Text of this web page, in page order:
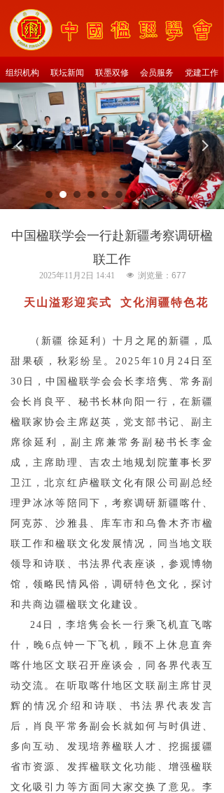
组织机构 联坛新闻 联墨双修 会员服务 党建工作
넳 넲
中国楹联学会一行赴新疆考察调研楹
联工作
天山溢彩迎宾式 文化润疆特色花
（新疆 徐延利）十月之尾的新疆，瓜
甜果硕，秋彩纷呈。2025年10月24日至
30日，中国楹联学会会长李培隽、常务副
会长肖良平、秘书长林向阳一行，在新疆
楹联家协会主席赵英，党支部书记、副主
席徐延利，副主席兼常务副秘书长李金
成，主席助理、吉农土地规划院董事长罗
卫江，北京红庐楹联文化有限公司副总经
理尹冰冰等陪同下，考察调研新疆喀什、
阿克苏、沙雅县、库车市和乌鲁木齐市楹
联工作和楹联文化发展情况，同当地文联
领导和诗联、书法界代表座谈，参观博物
馆，领略民情风俗，调研特色文化，探讨
和共商边疆楹联文化建设。
24日，李培隽会长一行乘飞机直飞喀
什，晚6点钟一下飞机，顾不上休息直奔
喀什地区文联召开座谈会，同各界代表互
动交流。在听取喀什地区文联副主席甘灵
辉的情况介绍和诗联、书法界代表发言
后，肖良平常务副会长就如何与时俱进、
多向互动、发现培养楹联人才、挖掘援疆
省市资源、发挥楹联文化功能、增强楹联
文化吸引力等方面同大家交换了意见。李
2025年11月2日 14:41 넶 浏览量： 677